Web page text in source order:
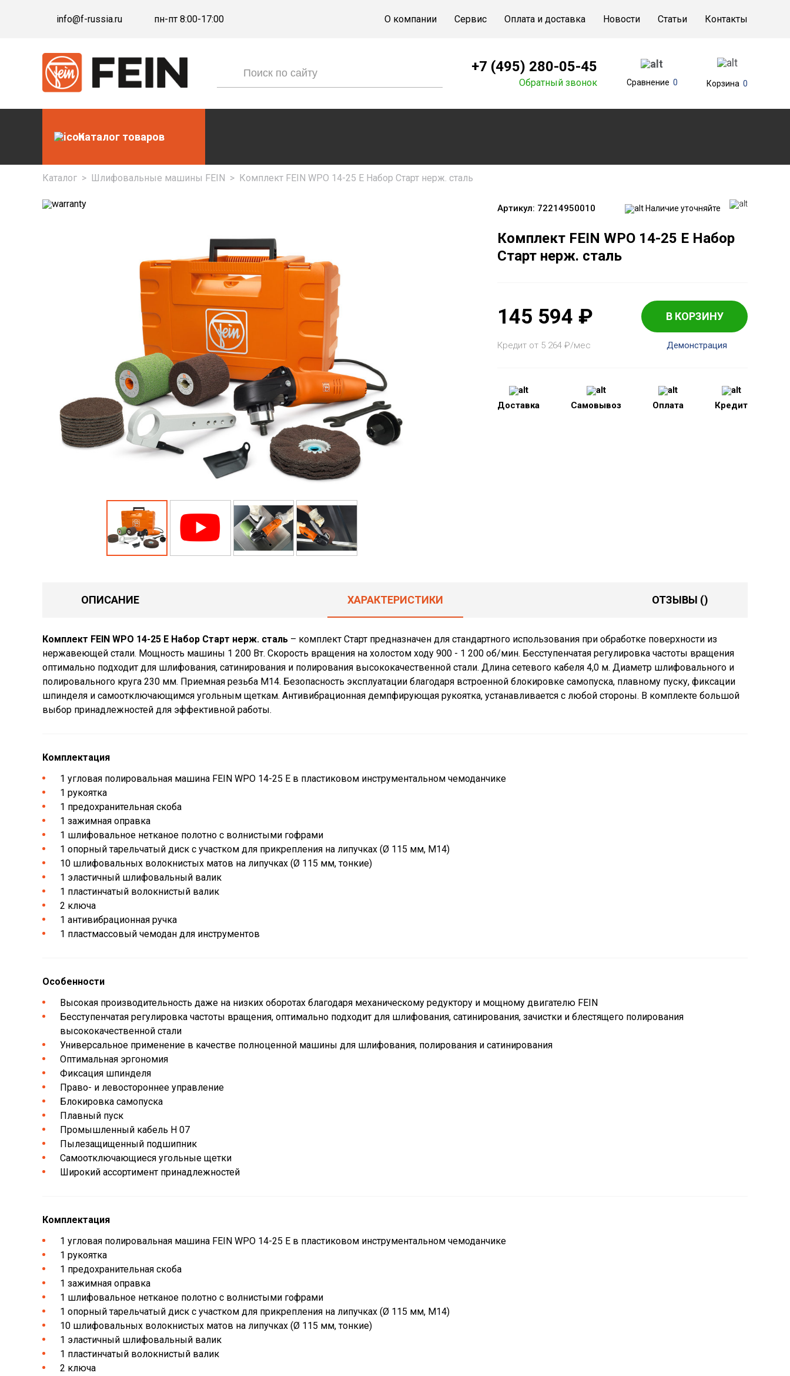
info@f-russia.ru пн-пт 8:00-17:00 О компании Сервис Оплата и доставка Новости Статьи Контакты
+7 (495) 280-05-45
Обратный звонок Сравнение 0 Корзина 0
Каталог товаров
Каталог > Шлифовальные машины FEIN > Комплект FEIN WPO 14-25 E Набор Старт нерж. сталь
Артикул: 72214950010 Наличие уточняйте
Комплект FEIN WPO 14-25 E Набор
Старт нерж. сталь
145 594 ₽ В КОРЗИНУ
Кредит от 5 264 ₽/мес Демонстрация
Доставка Самовывоз Оплата Кредит
ОПИСАНИЕ ХАРАКТЕРИСТИКИ ОТЗЫВЫ ()
Комплект FEIN WPO 14-25 E Набор Старт нерж. сталь – комплект Старт предназначен для стандартного использования при обработке поверхности из
нержавеющей стали. Мощность машины 1 200 Вт. Скорость вращения на холостом ходу 900 - 1 200 об/мин. Бесступенчатая регулировка частоты вращения
оптимально подходит для шлифования, сатинирования и полирования высококачественной стали. Длина сетевого кабеля 4,0 м. Диаметр шлифовального и
полировального круга 230 мм. Приемная резьба М14. Безопасность эксплуатации благодаря встроенной блокировке самопуска, плавному пуску, фиксации
шпинделя и самоотключающимся угольным щеткам. Антивибрационная демпфирующая рукоятка, устанавливается с любой стороны. В комплекте большой
выбор принадлежностей для эффективной работы.
Комплектация
1 угловая полировальная машина FEIN WPO 14-25 E в пластиковом инструментальном чемоданчике
1 рукоятка
1 предохранительная скоба
1 зажимная оправка
1 шлифовальное нетканое полотно с волнистыми гофрами
1 опорный тарельчатый диск с участком для прикрепления на липучках (Ø 115 мм, M14)
10 шлифовальных волокнистых матов на липучках (Ø 115 мм, тонкие)
1 эластичный шлифовальный валик
1 пластинчатый волокнистый валик
2 ключа
1 антивибрационная ручка
1 пластмассовый чемодан для инструментов
Особенности
Высокая производительность даже на низких оборотах благодаря механическому редуктору и мощному двигателю FEIN
Бесступенчатая регулировка частоты вращения, оптимально подходит для шлифования, сатинирования, зачистки и блестящего полирования
высококачественной стали
Универсальное применение в качестве полноценной машины для шлифования, полирования и сатинирования
Оптимальная эргономия
Фиксация шпинделя
Право- и левостороннее управление
Блокировка самопуска
Плавный пуск
Промышленный кабель H 07
Пылезащищенный подшипник
Самоотключающиеся угольные щетки
Широкий ассортимент принадлежностей
Комплектация
1 угловая полировальная машина FEIN WPO 14-25 E в пластиковом инструментальном чемоданчике
1 рукоятка
1 предохранительная скоба
1 зажимная оправка
1 шлифовальное нетканое полотно с волнистыми гофрами
1 опорный тарельчатый диск с участком для прикрепления на липучках (Ø 115 мм, M14)
10 шлифовальных волокнистых матов на липучках (Ø 115 мм, тонкие)
1 эластичный шлифовальный валик
1 пластинчатый волокнистый валик
2 ключа